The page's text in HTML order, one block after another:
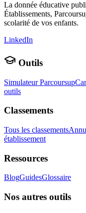
La donnée éducative
Établissements,
scolarité de vos enfants.
LinkedIn
Outils
Simulateur Parcoursup
outils
Classements
Tous les classements
établissement
Ressources
BlogGuidesGlossaire
Nos autres outils